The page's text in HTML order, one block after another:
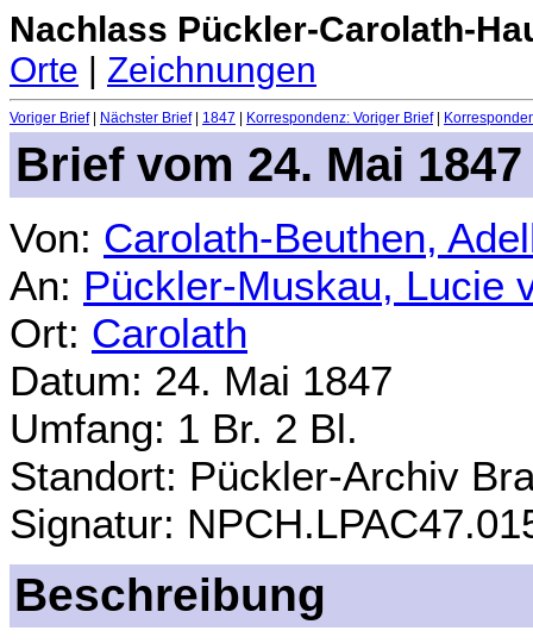
Nachlass Pückler-Carolath-
Orte | Zeichnungen
Voriger Brief| Nächster Brief| 1847 Korrespondenz: Voriger Brief|
Brief vom 24. Mai 1847
Von: Carolath-Beuthen,
An: Pückler-Muskau, Lucie
Ort: Carolath
Datum: 24. Mai 1847
Umfang: 1 Br. 2 Bl.
Standort: Pückler-Archiv
Signatur:
Beschreibung